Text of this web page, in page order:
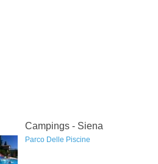
Campings - Siena
Parco Delle Piscine